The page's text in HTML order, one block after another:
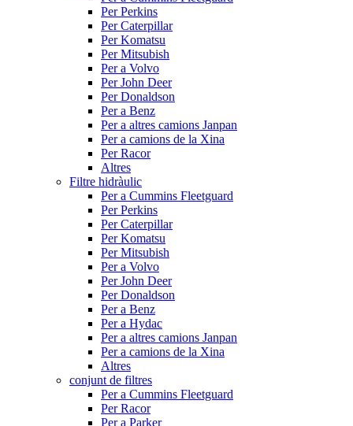
Per Perkins
Per Caterpillar
Per Komatsu
Per Mitsubish
Per a Volvo
Per John Deer
Per Donaldson
Per a Benz
Per a altres camions Janpan
Per a camions de la Xina
Per Racor
Altres
Filtre hidràulic
Per a Cummins Fleetguard
Per Perkins
Per Caterpillar
Per Komatsu
Per Mitsubish
Per a Volvo
Per John Deer
Per Donaldson
Per a Benz
Per a Hydac
Per a altres camions Janpan
Per a camions de la Xina
Altres
conjunt de filtres
Per a Cummins Fleetguard
Per Racor
Per a Parker